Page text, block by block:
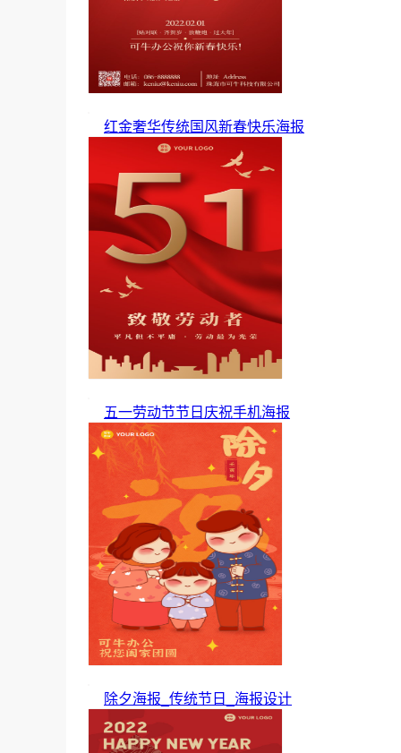
红金奢华传统国风新春快乐海报
五一劳动节节日庆祝手机海报
除夕海报_传统节日_海报设计